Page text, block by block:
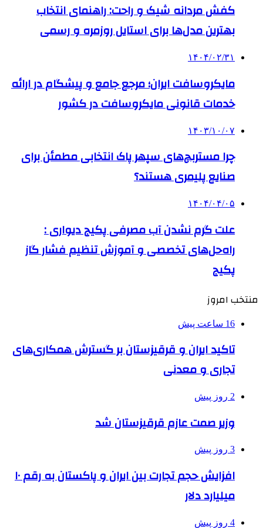
کفش مردانه شیک و راحت: راهنمای انتخاب
بهترین مدل‌ها برای استایل روزمره و رسمی
۱۴۰۴/۰۲/۳۱
مایکروسافت ایران؛ مرجع جامع و پیشگام در ارائه
خدمات قانونی مایکروسافت در کشور
۱۴۰۳/۱۰/۰۷
چرا مستربچ‌های سپهر پاک انتخابی مطمئن برای
صنایع پلیمری هستند؟
۱۴۰۴/۰۴/۰۵
علت گرم نشدن آب مصرفی پکیج دیواری :
راه‌حل‌های تخصصی و آموزش تنظیم فشار گاز
پکیج
منتخب امروز
16 ساعت پیش
تاکید ایران و قرقیزستان بر گسترش همکاری‌های
تجاری و معدنی
2 روز پیش
وزیر صمت عازم قرقیزستان شد
3 روز پیش
افزایش حجم تجارت بین ایران و پاکستان به رقم ۱۰
میلیارد دلار
4 روز پیش